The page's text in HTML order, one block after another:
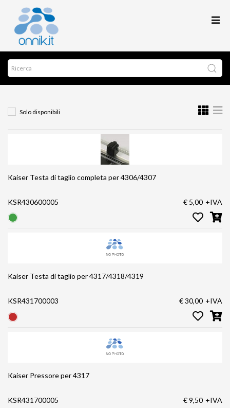
Solo disponibili
Kaiser Testa di taglio completa per 4306/4307
KSR430600005 € 5,00 +IVA
Kaiser Testa di taglio per 4317/4318/4319
KSR431700003 € 30,00 +IVA
Kaiser Pressore per 4317
KSR431700005 € 9,50 +IVA